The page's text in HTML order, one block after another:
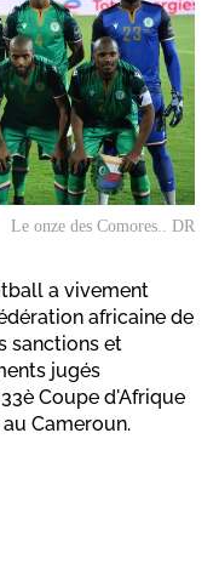
Le onze des Comores.. DR
a vivement
africaine de
sanctions et
jugés
Coupe d'Afrique
Cameroun.